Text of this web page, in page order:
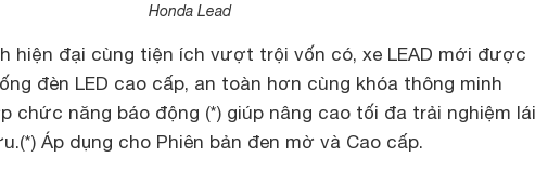
Honda Lead
hiện đại cùng tiện ích vượt trội vốn có, xe LEAD mới được
đèn LED cao cấp, an toàn hơn cùng khóa thông minh
chức năng báo động (*) giúp nâng cao tối đa trải nghiệm lái
(*) Áp dụng cho Phiên bản đen mờ và Cao cấp.